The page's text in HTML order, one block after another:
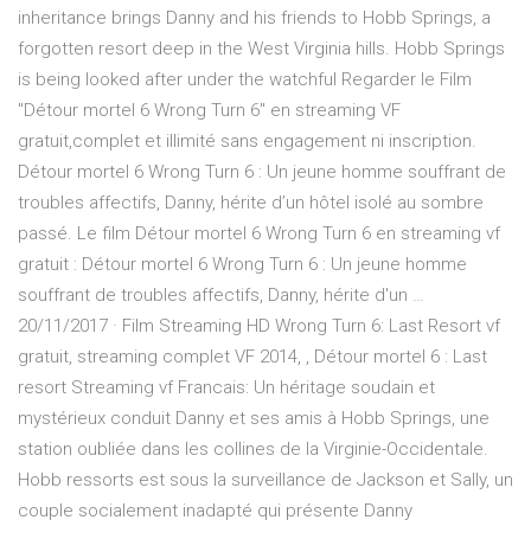
inheritance brings Danny and his friends to Hobb Springs, a
forgotten resort deep in the West Virginia hills. Hobb Springs
is being looked after under the watchful Regarder le Film
"Détour mortel 6 Wrong Turn 6" en streaming VF
gratuit,complet et illimité sans engagement ni inscription.
Détour mortel 6 Wrong Turn 6 : Un jeune homme souffrant de
troubles affectifs, Danny, hérite d’un hôtel isolé au sombre
passé. Le film Détour mortel 6 Wrong Turn 6 en streaming vf
gratuit : Détour mortel 6 Wrong Turn 6 : Un jeune homme
souffrant de troubles affectifs, Danny, hérite d'un …
20/11/2017 · Film Streaming HD Wrong Turn 6: Last Resort vf
gratuit, streaming complet VF 2014, , Détour mortel 6 : Last
resort Streaming vf Francais: Un héritage soudain et
mystérieux conduit Danny et ses amis à Hobb Springs, une
station oubliée dans les collines de la Virginie-Occidentale.
Hobb ressorts est sous la surveillance de Jackson et Sally, un
couple socialement inadapté qui présente Danny